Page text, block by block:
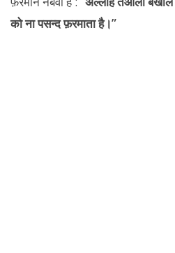
को ना पसन्द फ़रमाता है।”